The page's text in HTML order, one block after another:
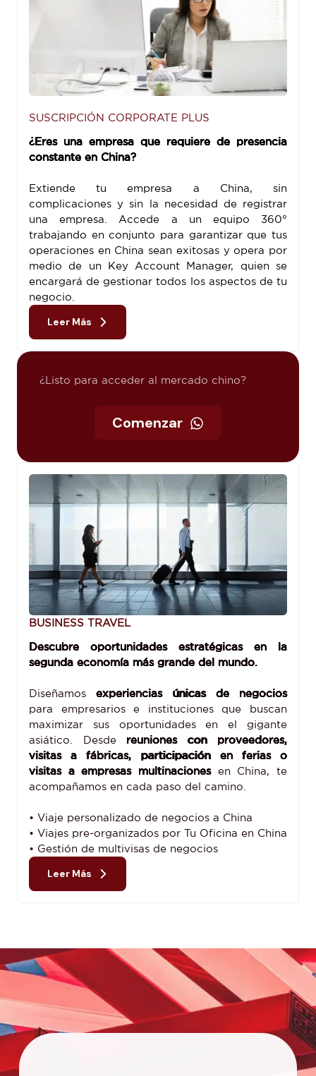
SUSCRIPCIÓN CORPORATE PLUS
¿Eres una empresa que requiere de presencia
constante en China?
Extiende tu empresa a China, sin
complicaciones y sin la necesidad de registrar
una empresa. Accede a un equipo 360°
trabajando en conjunto para garantizar que tus
operaciones en China sean exitosas y opera por
medio de un Key Account Manager, quien se
encargará de gestionar todos los aspectos de tu
negocio.
Leer Más
¿Listo para acceder al mercado chino?
Comenzar
BUSINESS TRAVEL
Descubre oportunidades estratégicas en la
segunda economía más grande del mundo.
Diseñamosexperiencias únicas de negocios
para empresarios e instituciones que buscan
maximizar sus oportunidades en el gigante
asiático. Desde reuniones con proveedores,
visitas a fábricas, participación en ferias o
visitas a empresas multinacionesen China, te
acompañamos en cada paso del camino.
• Viaje personalizado de negocios a China
• Viajes pre-organizados por Tu Oficina en China
• Gestión de multivisas de negocios
Leer Más